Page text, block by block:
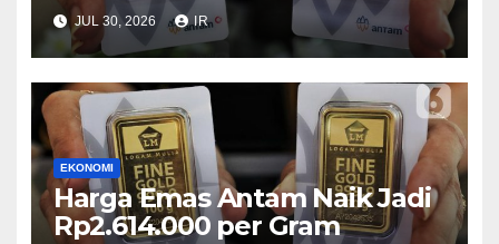
JUL 30, 2026 IR
EKONOMI
Harga Emas Antam Naik Jadi
Rp2.614.000 per Gram